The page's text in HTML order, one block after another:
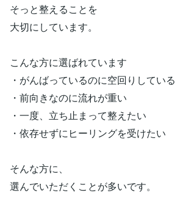
そっと整えることを
大切にしています。
こんな方に選ばれています
・がんばっているのに空回りしている
・前向きなのに流れが重い
・一度、立ち止まって整えたい
・依存せずにヒーリングを受けたい
そんな方に、
選んでいただくことが多いです。